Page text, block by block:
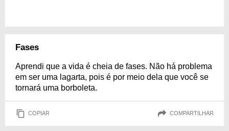
Fases
Aprendi que a vida é cheia de fases. Não há problema
em ser uma lagarta, pois é por meio dela que você se
tornará uma borboleta.
COPIAR COMPARTILHAR